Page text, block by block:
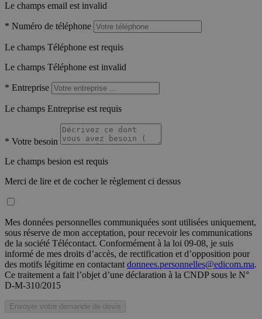
Le champs email est invalid
* Numéro de téléphone
Le champs Téléphone est requis
Le champs Téléphone est invalid
* Entreprise
Le champs Entreprise est requis
* Votre besoin
Le champs besion est requis
Merci de lire et de cocher le règlement ci dessus
Mes données personnelles communiquées sont utilisées uniquement,
sous réserve de mon acceptation, pour recevoir les communications
de la société Télécontact. Conformément à la loi 09-08, je suis
informé de mes droits d’accès, de rectification et d’opposition pour
des motifs légitime en contactant donnees.personnelles@edicom.ma.
Ce traitement a fait l’objet d’une déclaration à la CNDP sous le N°
D-M-310/2015
Envoyer votre demande de devis